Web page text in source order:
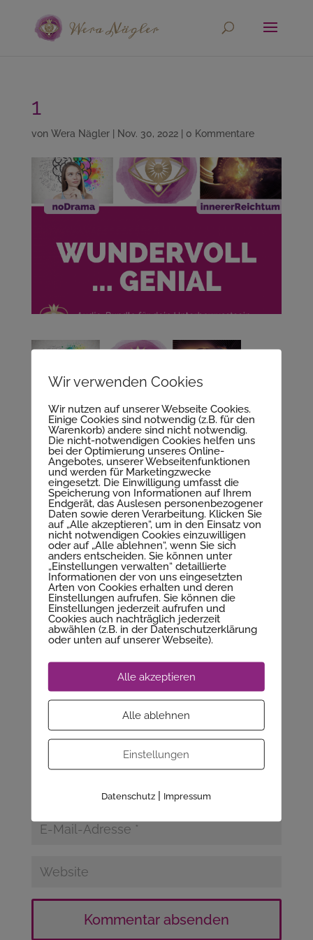
1
von Wera Nägler| Nov. 30, 2022| 0 Kommentare
Kommentar absenden
Deine E-Mail-Adresse wird nicht veröffentlicht.
Erforderliche Felder sind mit*markiert
Wir verwenden Cookies
Wir nutzen auf unserer Webseite Cookies.
Einige Cookies sind notwendig (z.B. für den
Warenkorb) andere sind nicht notwendig.
Die nicht-notwendigen Cookies helfen uns
bei der Optimierung unseres Online-
Angebotes, unserer Webseitenfunktionen
und werden für Marketingzwecke
eingesetzt. Die Einwilligung umfasst die
Speicherung von Informationen auf Ihrem
Endgerät, das Auslesen personenbezogener
Daten sowie deren Verarbeitung. Klicken Sie
auf „Alle akzeptieren“, um in den Einsatz von
nicht notwendigen Cookies einzuwilligen
oder auf „Alle ablehnen“, wenn Sie sich
anders entscheiden. Sie können unter
„Einstellungen verwalten“ detaillierte
Informationen der von uns eingesetzten
Arten von Cookies erhalten und deren
Einstellungen aufrufen. Sie können die
Einstellungen jederzeit aufrufen und
Cookies auch nachträglich jederzeit
abwählen (z.B. in der Datenschutzerklärung
oder unten auf unserer Webseite).
Alle akzeptieren
Alle ablehnen
Einstellungen
Datenschutz | Impressum